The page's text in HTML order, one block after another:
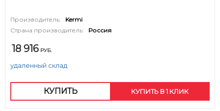
Производитель:
Kermi
Страна производитель:
Россия
18 916 РУБ.
удаленный склад
КУПИТЬ КУПИТЬ В 1 КЛИК